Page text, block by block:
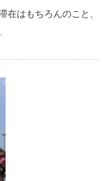
在はもちろんのこと、